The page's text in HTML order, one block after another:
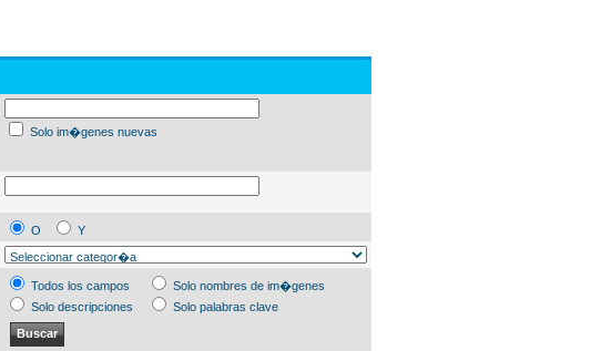
Solo im�genes nuevas
O
Y
Todos los campos
Solo nombres de im�genes
Solo descripciones
Solo palabras clave